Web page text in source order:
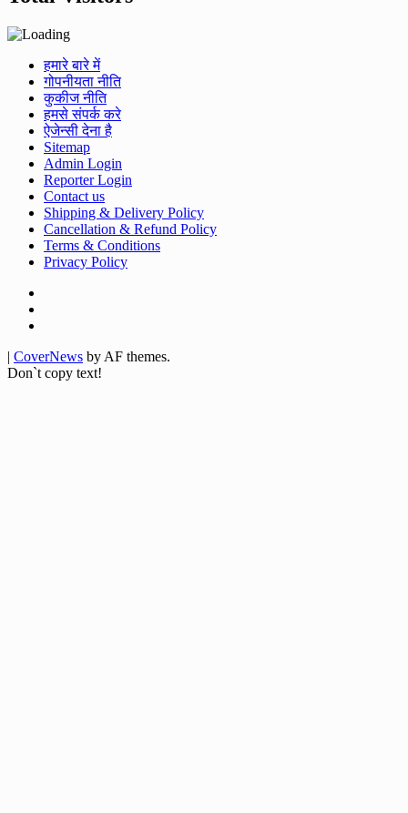
हमारे बारे में
गोपनीयता नीति
कुकीज नीति
हमसे संपर्क करे
ऐजेन्सी देना है
Sitemap
Admin Login
Reporter Login
Contact us
Shipping & Delivery Policy
Cancellation & Refund Policy
Terms & Conditions
Privacy Policy
| CoverNews by AF themes.
Don`t copy text!